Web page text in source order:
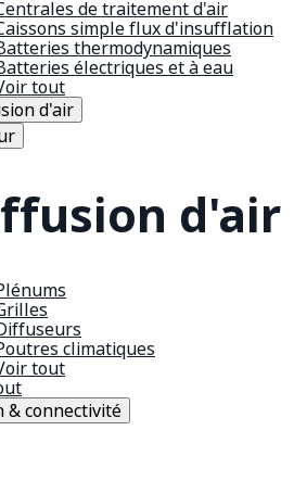
de traitement d'air
simple flux d'insufflation
thermodynamiques
électriques et à eau
tout
d'air
d'air
climatiques
tout
& connectivité